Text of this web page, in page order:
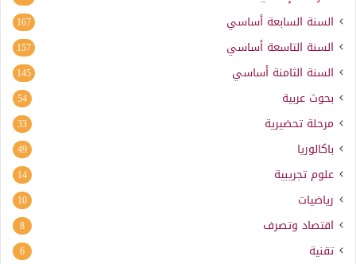
السنة السابعة أساسي 167
السنة التاسعة أساسي 157
السنة الثامنة أساسي 145
بحوث عربية 54
مرحلة تحضيرية 33
باكالوريا 49
علوم تجريبية 14
رياضيات 10
اقتصاد وتصرف 8
تقنية 6